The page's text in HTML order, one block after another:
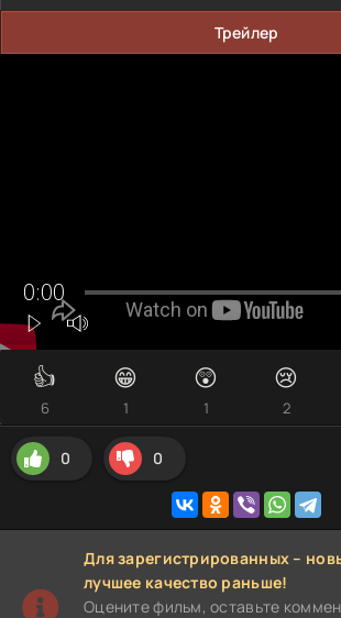
Трейлер
👍
6
😁
1
😲
1
😢
2
0 0
Для зарегистрированных –
лучшее качество раньше!
Оцените фильм, оставьте